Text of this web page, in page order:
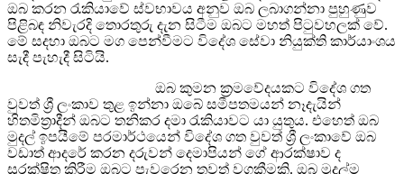
ඔබ කරන රැකියාවේ ස්වභාවය අනුව ඔබ ලබාගන්නා පුහුණුව
පිළිබඳ නිවැරදි තොරතුරු දැන සිටීම ඔබට මහත් පිටුවහලක් වේ.
මේ සදහා ඔබට මග පෙන්වීමට විදේශ සේවා නියුක්ති කාර්යාංශය
සැදී පැහැදී සිටියි.
ඔබ කුමන ක්‍රමවේදයකට විදේශ ගත
වුවත් ශ්‍රී ලංකාව තුළ ඉන්නා ඔබේ සමීපතමයන් නෑදැයින්
හිතමිත්‍රාදීන් ඔබට තනිකර දමා රැකියාවට යා යුතුය. එහෙත් ඔබ
මුදල් ඉපයීමේ පරමාර්ථයෙන් විදේශ ගත වුවත් ශ්‍රී ලංකාවේ ඔබ
වඩාත් ආදරේ කරන දරුවන් දෙමාපියන් ගේ ආරක්ෂාව ද
සුරක්ෂිත කිරීම ඔබට පැවරෙන තවත් වගකීමකි. ඔබ මුදල්ම